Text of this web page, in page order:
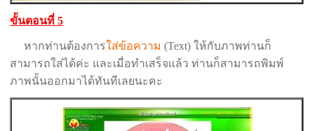
ขั้นตอนที่ 5
หากท่านต้องการใส่ข้อความ(Text) ให้กับภาพท่านก็
สามารถใส่ได้ค่ะ และเมื่อทำเสร็จแล้ว ท่านก็สามารถพิมพ์
ภาพนั้นออกมาได้ทันทีเลยนะคะ